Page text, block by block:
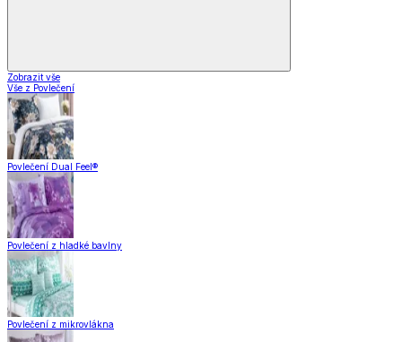
Zobrazit vše
Vše z Povlečení
Povlečení Dual Feel®
Povlečení z hladké bavlny
Povlečení z mikrovlákna